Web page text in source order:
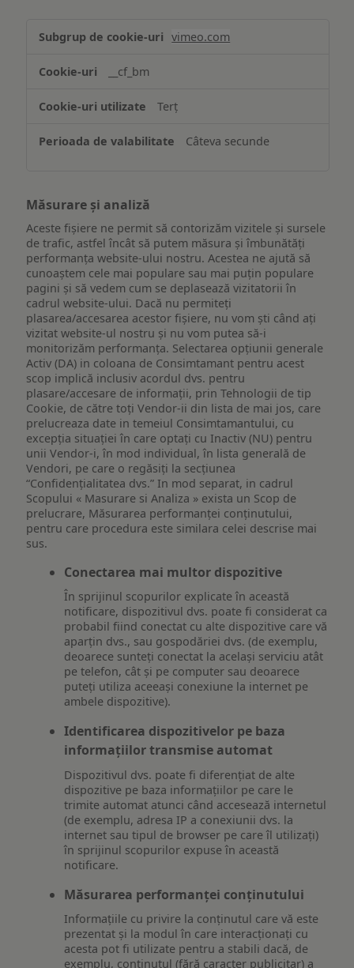
funcționalităților
ului
vimeo.com
__cf_bm
Terț
Câteva secunde
Măsurare și analiză
Aceste fișiere ne permit să contorizăm vizitele și sursele
de trafic, astfel încât să putem măsura și îmbunătăți
performanța website-ului nostru. Acestea ne ajută să
cunoaștem cele mai populare sau mai puțin populare
pagini și să vedem cum se deplasează vizitatorii în
cadrul website-ului. Dacă nu permiteți
plasarea/accesarea acestor fișiere, nu vom ști când ați
vizitat website-ul nostru și nu vom putea să-i
monitorizăm performanța. Selectarea opțiunii generale
Activ (DA) in coloana de Consimtamant pentru acest
scop implică inclusiv acordul dvs. pentru
plasare/accesare de informații, prin Tehnologii de tip
Cookie, de către toți Vendor-ii din lista de mai jos, care
prelucreaza date in temeiul Consimtamantului, cu
excepția situației în care optați cu Inactiv (NU) pentru
unii Vendor-i, în mod individual, în lista generală de
Vendori, pe care o regăsiți la secțiunea
“Confidențialitatea dvs.” In mod separat, in cadrul
Scopului « Masurare si Analiza » exista un Scop de
prelucrare, Măsurarea performanței conținutului,
pentru care procedura este similara celei descrise mai
sus.
Conectarea mai multor dispozitive
În sprijinul scopurilor explicate în această
notificare, dispozitivul dvs. poate fi considerat ca
probabil fiind conectat cu alte dispozitive care vă
aparțin dvs., sau gospodăriei dvs. (de exemplu,
deoarece sunteți conectat la același serviciu atât
pe telefon, cât și pe computer sau deoarece
puteți utiliza aceeași conexiune la internet pe
ambele dispozitive).
Identificarea dispozitivelor pe baza
informațiilor transmise automat
Dispozitivul dvs. poate fi diferențiat de alte
dispozitive pe baza informațiilor pe care le
trimite automat atunci când accesează internetul
(de exemplu, adresa IP a conexiunii dvs. la
internet sau tipul de browser pe care îl utilizați)
în sprijinul scopurilor expuse în această
notificare.
Măsurarea performanței conținutului
Informațiile cu privire la conținutul care vă este
prezentat și la modul în care interacționați cu
acesta pot fi utilizate pentru a stabili dacă, de
exemplu, conținutul (fără caracter publicitar) a